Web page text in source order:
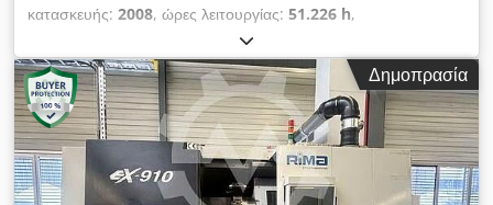
κατασκευής: 2008, ώρες λειτουργίας: 51.226 h,
πλήρως λειτουργικό
1.175 χιλ., μέγιστη ταχύτητα ατράκτου:5.000 στρ./λ., μοντέλο
ελεγκτή:HEIDENHAIN Plus iT, αριθμός θέσεων στη θήκη
εργαλείων:36, ΤΕΧΝΙΚΕΣ ΛΕΠΤΟΜΕΡΕΙΕΣ Cedpfx
Aezqfvvonqsha Μέγιστη ταχύτητα περιστροφής του άξονα:
5.000 στροφές/λεπτό Μήκος περιστροφής: 1.175 χιλ. Μήκος
περιστροφής με την προσθήκη υποστηρικτή: 1.100 χιλ.
Σύστημα συγκράτησης εργαλείων: HSK 63A σύμφωνα με το
Δημοπρασία